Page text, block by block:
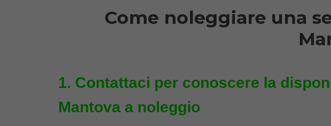
Come noleggiare una
Contattaci per conoscere la
Mantova a noleggio